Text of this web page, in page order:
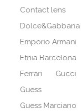
Contact lens
Dolce&Gabbana
Emporio Armani
Etnia Barcelona
Ferrari
Gucci
Guess
Guess Marciano